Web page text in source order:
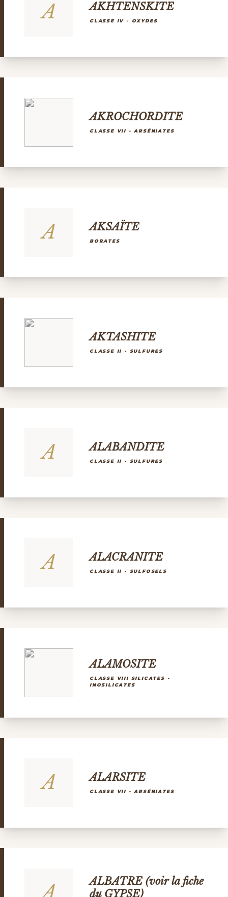
A AKHTENSKITE
CLASSE IV - OXYDES
AKROCHORDITE
CLASSE VII - ARSÉNIATES
A AKSAÏTE
BORATES
AKTASHITE
CLASSE II - SULFURES
A ALABANDITE
CLASSE II - SULFURES
A ALACRANITE
CLASSE II - SULFOSELS
ALAMOSITE
CLASSE VIII SILICATES -
INOSILICATES
A ALARSITE
CLASSE VII - ARSÉNIATES
ALBATRE (voir la fiche
du GYPSE)